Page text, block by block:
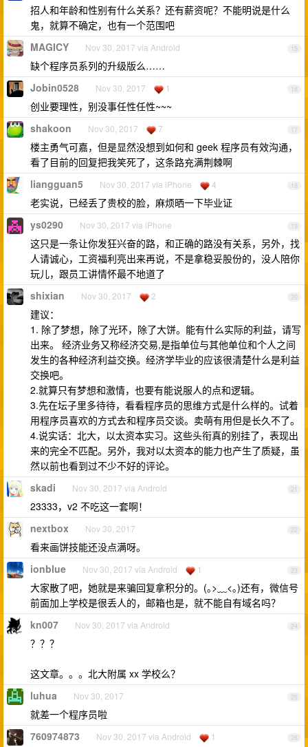
招人和年龄和性别有什么关系？还有薪资呢？不能明说是什么
鬼，就算不确定，也有一个范围吧
15
MAGICY Nov 30, 2017 via Android
缺个程序员系列的升级版么……
16
Jobin0528 Nov 30, 2017 1
创业要理性，别没事任性任性~~~
17
shakoon Nov 30, 2017 7
楼主勇气可嘉，但是显然没想到如何和 geek 程序员有效沟通，
看了目前的回复把我笑死了，这条路充满荆棘啊
18
liangguan5 Nov 30, 2017 via iPhone 4
老实说，已经丢了贵校的脸，麻烦晒一下毕业证
19
ys0290 Nov 30, 2017 via iPhone
这只是一条让你发狂兴奋的路，和正确的路没有关系，另外，找
人请诚心，工资福利亮出来再说，不是拿稳妥股份的，没人陪你
玩儿，跟员工讲情怀最不地道了
20
shixian Nov 30, 2017 2
建议：
1. 除了梦想，除了光环，除了大饼。能有什么实际的利益，请写
出来。 经济业务又称经济交易,是指单位与其他单位和个人之间
发生的各种经济利益交换。经济学毕业的应该很清楚什么是利益
交换吧。
2.就算只有梦想和激情，也要有能说服人的点和逻辑。
3.先在坛子里多待待，看看程序员的思维方式是什么样的。试着
用程序员喜欢的方式去和程序员交谈。卖萌有用但是长久不了。
4.说实话：北大，以太资本实习。这些头衔真的别挂了，表现出
来的完全不匹配。另外，我对以太资本的能力也产生了质疑，虽
然以前也看到过不少不好的评论。
21
skadi Nov 30, 2017 via Android
23333，v2 不吃这一套啊！
22
nextbox Nov 30, 2017
看来画饼技能还没点满呀。
23
ionblue Nov 30, 2017 via Android 1
大家散了吧，她就是来骗回复拿积分的。(｡>﹏<｡)还有，微信号
前面加上学校是很丢人的，邮箱也是，就不能自有域名吗？
24
kn007 Nov 30, 2017 via Android
？？？
这文章。。。北大附属 xx 学校么？
25
luhua Nov 30, 2017
就差一个程序员啦
26
760974873 Nov 30, 2017 via Android 1